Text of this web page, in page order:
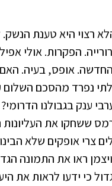
רצוי היא טענת
הפקרות. אולי
אופס, בעיה.
נפרד מהסכם השלום
ענק בגבולנו
צפויה מטוסי אף־16 וטנקי אברמס ששחקו את
צרי אופקים שלא
ראו את התמונה
כי ידעו לראות את